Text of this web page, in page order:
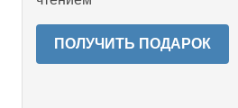
ПОЛУЧИТЬ ПОДАРОК